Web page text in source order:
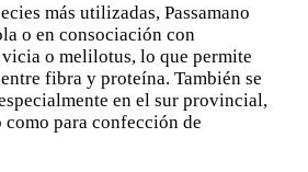
más utilizadas, Passamano
o en consociación con
o melilotus, lo que permite
fibra y proteína. También se
en el sur provincial,
como para confección de